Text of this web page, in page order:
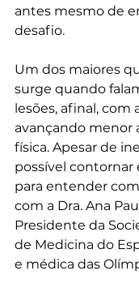
antes mesmo de
desafio.
Um dos maiores
surge quando
lesões, afinal, com
avançando menor
física. Apesar de
possível contornar
para entender
com a Dra. Ana
Presidente da
de Medicina do
e médica das